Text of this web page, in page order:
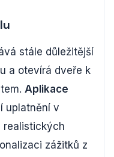
stále důležitější
a otevírá dveře k
Aplikace
uplatnění v
realistických
zážitků z